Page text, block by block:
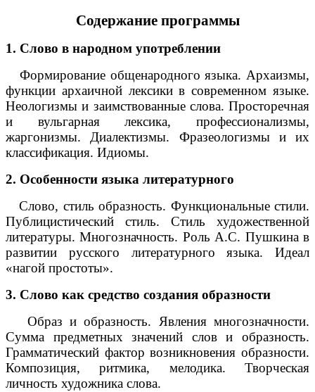
Содержание программы
1. Слово в народном употреблении
Формирование общенародного языка. Архаизмы,
функции архаичной лексики в современном языке.
Неологизмы и заимствованные слова. Просторечная
и вульгарная лексика, профессионализмы,
жаргонизмы. Диалектизмы. Фразеологизмы и их
классификация. Идиомы.
2. Особенности языка литературного
Слово, стиль образность. Функциональные стили.
Публицистический стиль. Стиль художественной
литературы. Многозначность. Роль А.С. Пушкина в
развитии русского литературного языка. Идеал
«нагой простоты».
3. Слово как средство создания образности
Образ и образность. Явления многозначности.
Сумма предметных значений слов и образность.
Грамматический фактор возникновения образности.
Композиция, ритмика, мелодика. Творческая
личность художника слова.